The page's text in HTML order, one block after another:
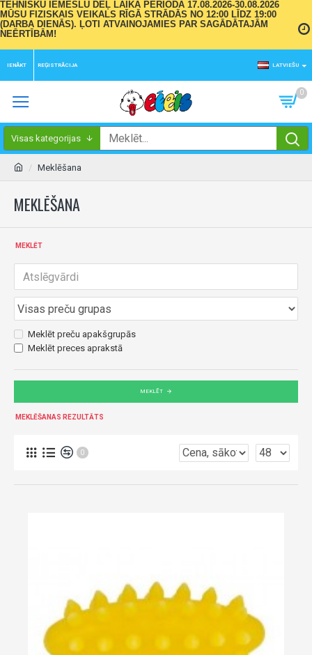
TEHNISKU IEMESLU DĒĻ LAIKA PERIODĀ 17.08.2026-30.08.2026
MŪSU FIZISKAIS VEIKALS RĪGĀ STRĀDĀS NO 12:00 LĪDZ 19:00
(DARBA DIENĀS). ĻOTI ATVAINOJAMIES PAR SAGĀDĀTAJĀM
NEĒRTĪBĀM!
IENĀKT REĢISTRĀCIJA LATVIEŠU
0
Visas kategorijas
Meklēšana
MEKLĒŠANA
MEKLĒT
Meklēt preču apakšgrupās
Meklēt preces aprakstā
MEKLĒT
MEKLĒŠANAS REZULTĀTS
0